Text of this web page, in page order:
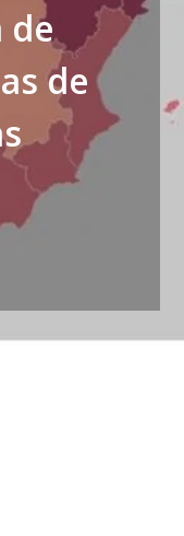
de
de